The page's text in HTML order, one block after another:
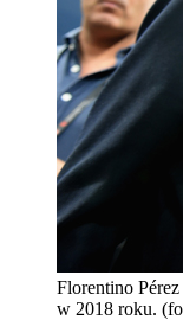
Florentino
w 2018 roku.